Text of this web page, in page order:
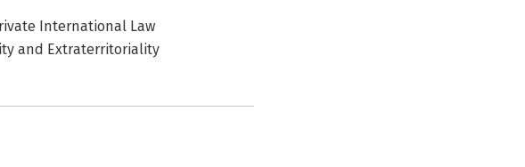
International Law
and Extraterritoriality